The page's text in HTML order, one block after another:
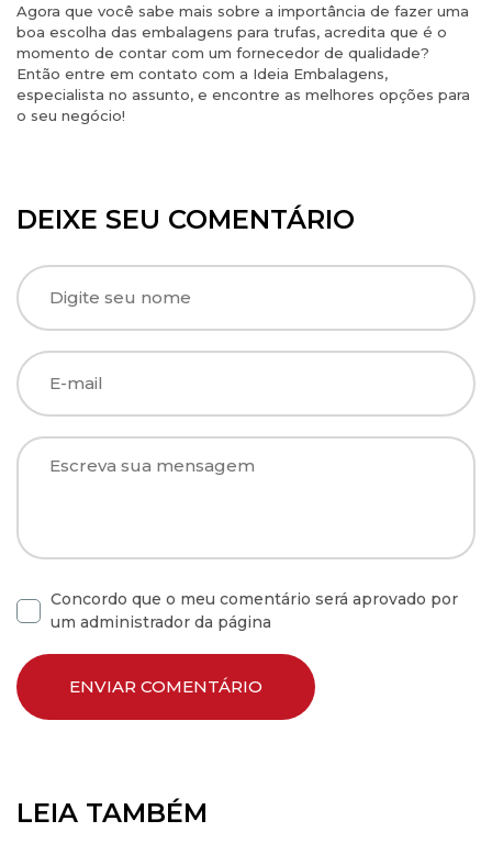
Agora que você sabe mais sobre a importância de fazer uma
boa escolha das embalagens para trufas, acredita que é o
momento de contar com um fornecedor de qualidade?
Então entre em contato com a Ideia Embalagens,
especialista no assunto, e encontre as melhores opções para
o seu negócio!
DEIXE SEU COMENTÁRIO
Concordo que o meu comentário será aprovado por
um administrador da página
LEIA TAMBÉM
Linha de presentes